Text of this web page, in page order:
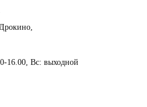
16.00, Вс: выходной